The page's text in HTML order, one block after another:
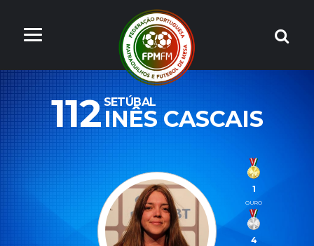
112SETÚBAL
INÊS CASCAIS
1
OURO
4